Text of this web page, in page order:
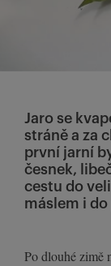
Jaro se
stráně a za
první jarní
česnek,
cestu do
máslem i
Po dlouhé zimě